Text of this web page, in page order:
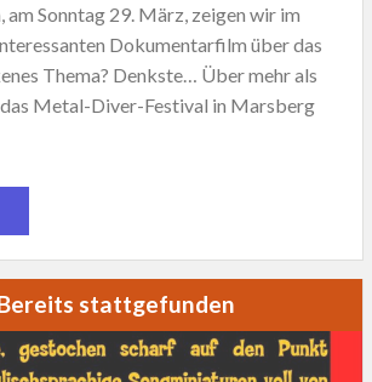
am Sonntag 29. März, zeigen wir im
Dokumentarfilm über das
Thema? Denkste… Über mehr als
Metal-Diver-Festival in Marsberg
stattgefunden